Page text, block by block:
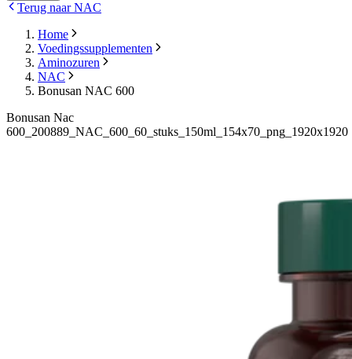
Terug naar NAC
Home
Voedingssupplementen
Aminozuren
NAC
Bonusan NAC 600
Bonusan Nac
600_200889_NAC_600_60_stuks_150ml_154x70_png_1920x1920